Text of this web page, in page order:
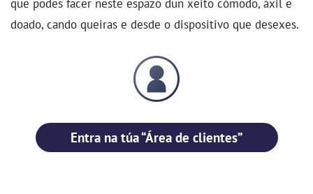
que podes facer neste espazo dun xeito cómodo, áxil e
doado, cando queiras e desde o dispositivo que desexes.
Entra na túa “Área de clientes”